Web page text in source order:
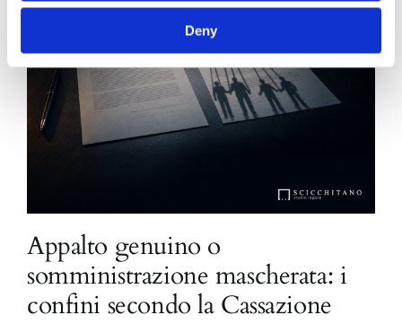
Deny
Appalto genuino o
somministrazione mascherata: i
confini secondo la Cassazione